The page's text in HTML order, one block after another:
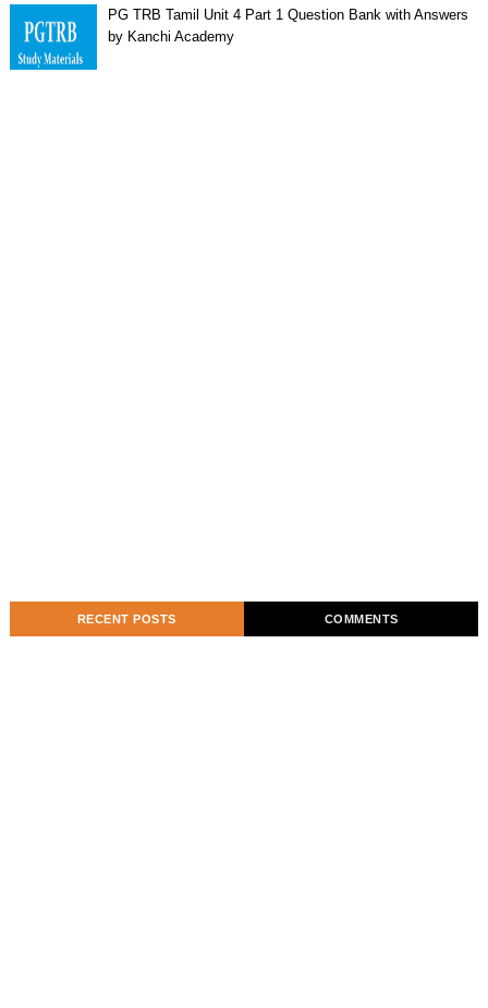
PG TRB Tamil Unit 4 Part 1 Question Bank with Answers
by Kanchi Academy
RECENT POSTS COMMENTS